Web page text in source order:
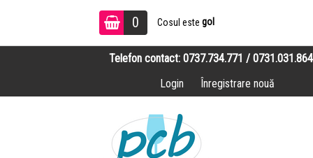
Telefon contact: 0737.734.771 / 0731.031.864
Login
Înregistrare nouă
0 Cosul este gol